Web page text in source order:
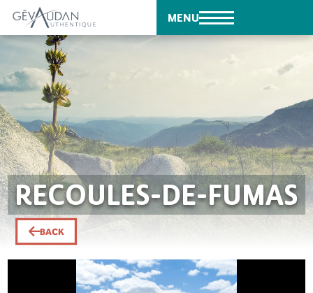
MENU
RECOULES-DE-FUMAS
BACK